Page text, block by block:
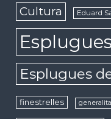
Cultura Eduard
Esplugues
Esplugues
finestrelles